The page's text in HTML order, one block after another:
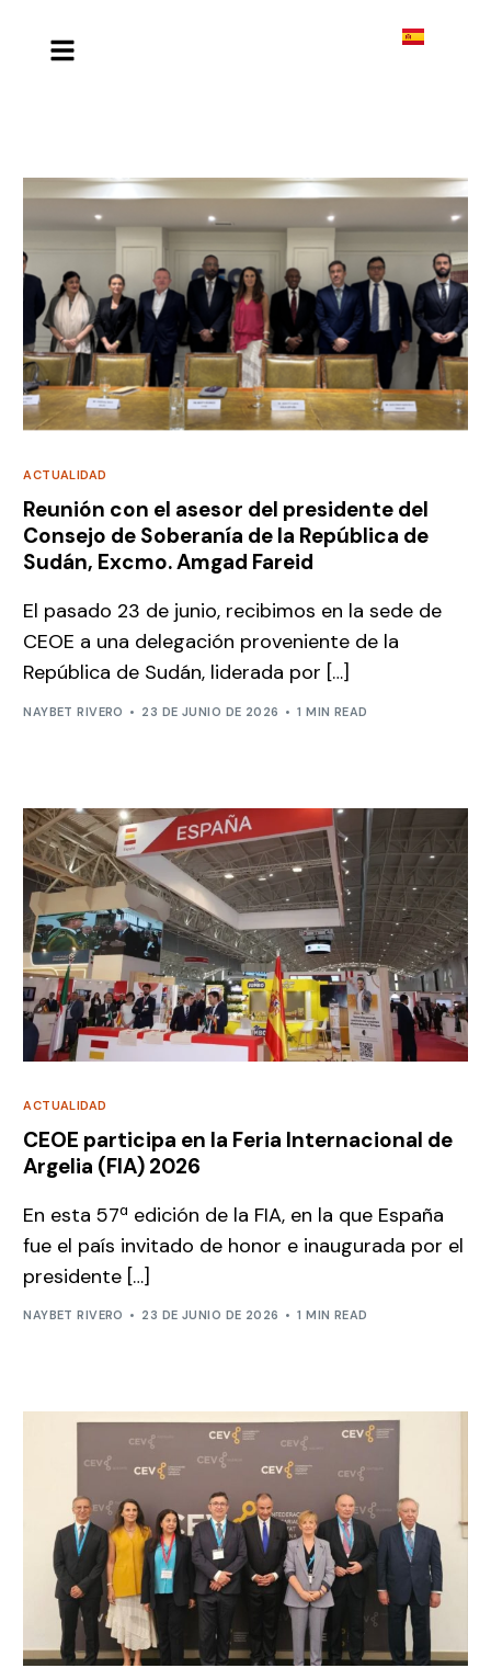
ACTUALIDAD
Reunión con el asesor del presidente del
Consejo de Soberanía de la República de
Sudán, Excmo. Amgad Fareid
El pasado 23 de junio, recibimos en la sede de
CEOE a una delegación proveniente de la
República de Sudán, liderada por […]
NAYBET RIVERO 23 DE JUNIO DE 2026 1 MIN READ
ACTUALIDAD
CEOE participa en la Feria Internacional de
Argelia (FIA) 2026
En esta 57ª edición de la FIA, en la que España
fue el país invitado de honor e inaugurada por el
presidente […]
NAYBET RIVERO 23 DE JUNIO DE 2026 1 MIN READ